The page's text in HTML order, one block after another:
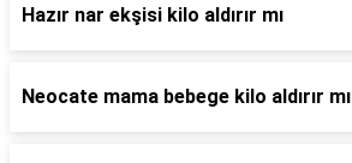
Hazır nar ekşisi kilo aldırır mı
Neocate mama bebege kilo aldırır mı